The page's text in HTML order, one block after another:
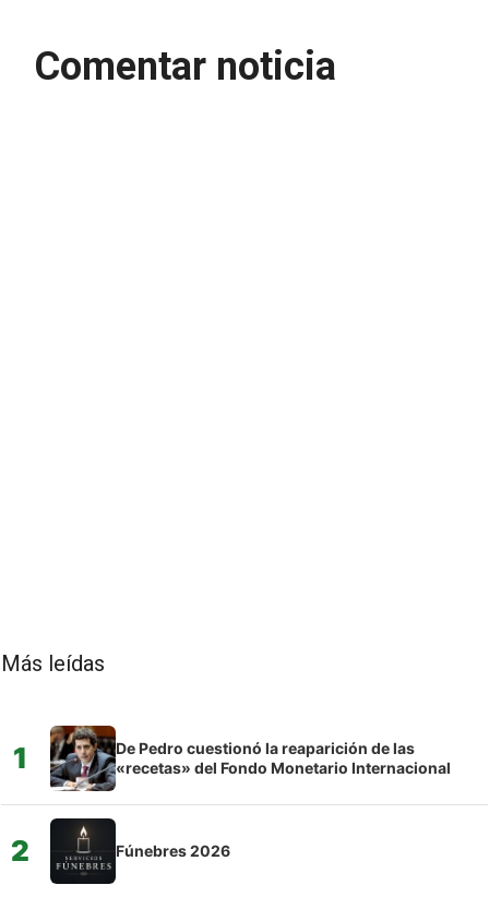
Comentar noticia
Más leídas
1
De Pedro cuestionó la reaparición de las
«recetas» del Fondo Monetario Internacional
2 Fúnebres 2026